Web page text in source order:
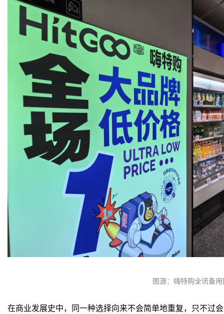
图源：嗨特购全讯备
在商业发展史中，同一种选择向来不会简单地重复，只不过